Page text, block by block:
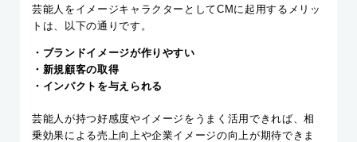
芸能人をイメージキャラクターとしてCMに起用するメリッ
トは、以下の通りです。
・ブランドイメージが作りやすい
・新規顧客の取得
・インパクトを与えられる
芸能人が持つ好感度やイメージをうまく活用できれば、相
乗効果による売上向上や企業イメージの向上が期待できま